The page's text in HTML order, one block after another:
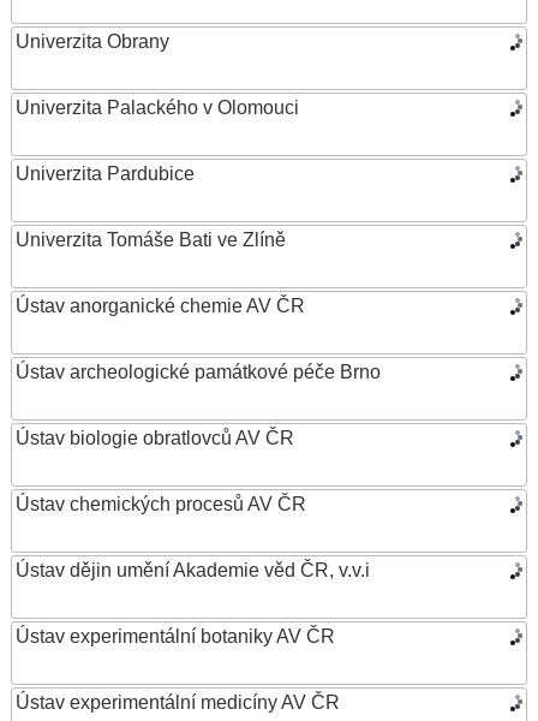
Univerzita Obrany
Univerzita Palackého v Olomouci
Univerzita Pardubice
Univerzita Tomáše Bati ve Zlíně
Ústav anorganické chemie AV ČR
Ústav archeologické památkové péče Brno
Ústav biologie obratlovců AV ČR
Ústav chemických procesů AV ČR
Ústav dějin umění Akademie věd ČR, v.v.i
Ústav experimentální botaniky AV ČR
Ústav experimentální medicíny AV ČR